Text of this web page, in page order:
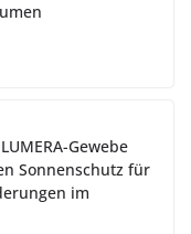
Gewebe
Sonnenschutz für
im